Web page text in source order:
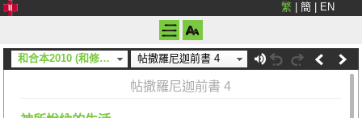
繁 簡 EN
和合本2010 (和修) (神版) 帖撒羅尼迦前書 4
帖撒羅尼迦前書 4